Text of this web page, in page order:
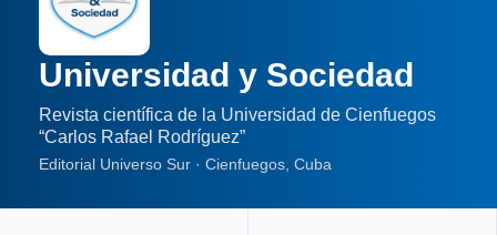
Universidad y Sociedad
Revista científica de la Universidad de Cienfuegos
“Carlos Rafael Rodríguez”
Editorial Universo Sur · Cienfuegos, Cuba